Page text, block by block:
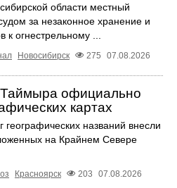
области местный
за незаконное хранение и
огнестрельному ...
Новосибирск 275 07.08.2026
официально
картах
географических названий внесли
на Крайнем Севере
Красноярск 203 07.08.2026